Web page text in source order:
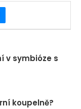
v symbióze s
koupelně?